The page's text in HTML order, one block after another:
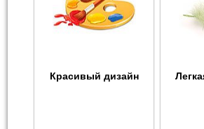
Красивый дизайн